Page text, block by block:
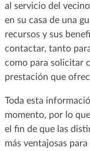
al servicio del
en su casa de una
recursos y sus
contactar, tanto
como para solicitar
prestación que
Toda esta
momento, por lo
el fin de que las
más ventajosas